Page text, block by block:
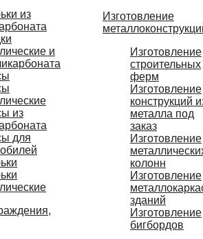
из
и
из
для
Изготовление
Изготовление
строительных
ферм
Изготовление
конструкций
металла под
заказ
Изготовление
колонн
Изготовление
зданий
Изготовление
бигбордов